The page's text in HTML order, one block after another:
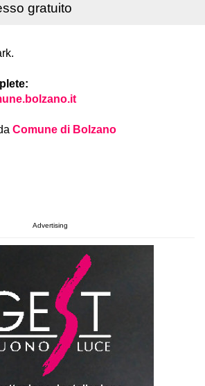
gratuito
Comune di Bolzano
Advertising